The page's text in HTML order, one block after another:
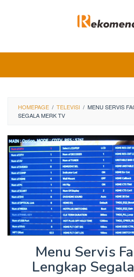
HOMEPAGE / TELEVISI / MENU SERVIS
SEGALA MERK TV
Menu Servis
Lengkap